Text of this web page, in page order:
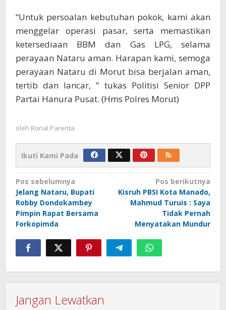
“Untuk persoalan kebutuhan pokok, kami akan
menggelar operasi pasar, serta memastikan
ketersediaan BBM dan Gas LPG, selama
perayaan Nataru aman. Harapan kami, semoga
perayaan Nataru di Morut bisa berjalan aman,
tertib dan lancar, ” tukas Politisi Senior DPP
Partai Hanura Pusat. (Hms Polres Morut)
oleh Ronal Parenta
Ikuti Kami Pada
Navigasi
pos
Pos sebelumnya
Jelang Nataru, Bupati
Robby Dondokambey
Pimpin Rapat Bersama
Forkopimda
Pos berikutnya
Kisruh PBSI Kota Manado,
Mahmud Turuis : Saya
Tidak Pernah
Menyatakan Mundur
Jangan Lewatkan